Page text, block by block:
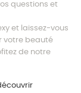
questions et
et laissez-vous
votre beauté
de notre